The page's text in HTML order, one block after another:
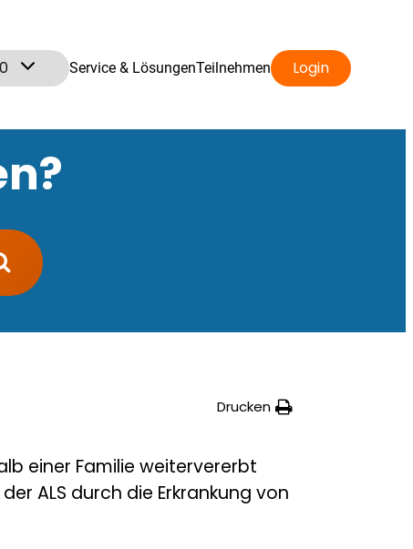
Service & LösungenTeilnehmen Login
Drucken
einer Familie weitervererbt
ALS durch die Erkrankung von